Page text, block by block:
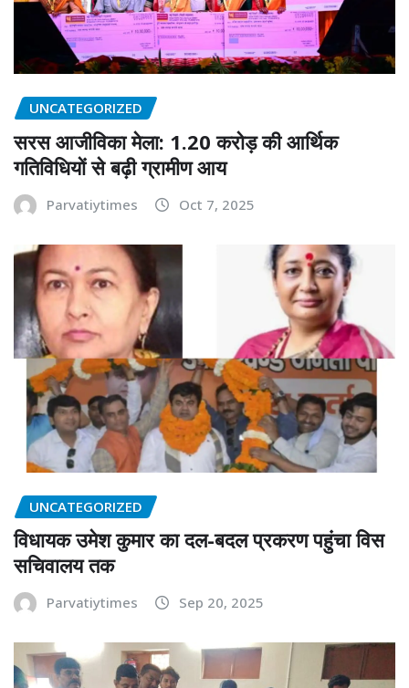
UNCATEGORIZED
सरस आजीविका मेला: 1.20 करोड़ की आर्थिक
गतिविधियों से बढ़ी ग्रामीण आय
Parvatiytimes Oct 7, 2025
UNCATEGORIZED
विधायक उमेश कुमार का दल-बदल प्रकरण पहुंचा विस
सचिवालय तक
Parvatiytimes Sep 20, 2025